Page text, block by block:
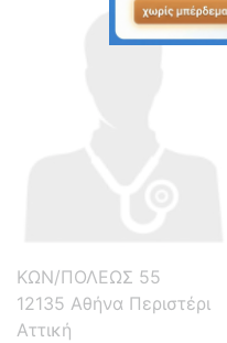
ΚΩΝ/ΠΟΛΕΩΣ 55
12135 Αθήνα Περιστέρι
Αττική